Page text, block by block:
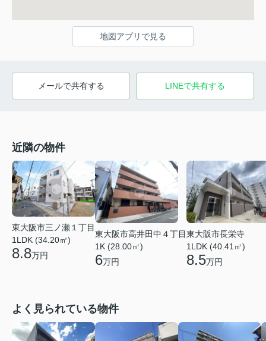
地図アプリで見る
メールで共有する LINEで共有する
近隣の物件
東大阪市三ノ瀬１丁目
1LDK (34.20㎡)
8.8万円
東大阪市高井田中４丁目
1K (28.00㎡)
6万円
東大阪市長栄寺
1LDK (40.41㎡)
8.5万円
よく見られている物件